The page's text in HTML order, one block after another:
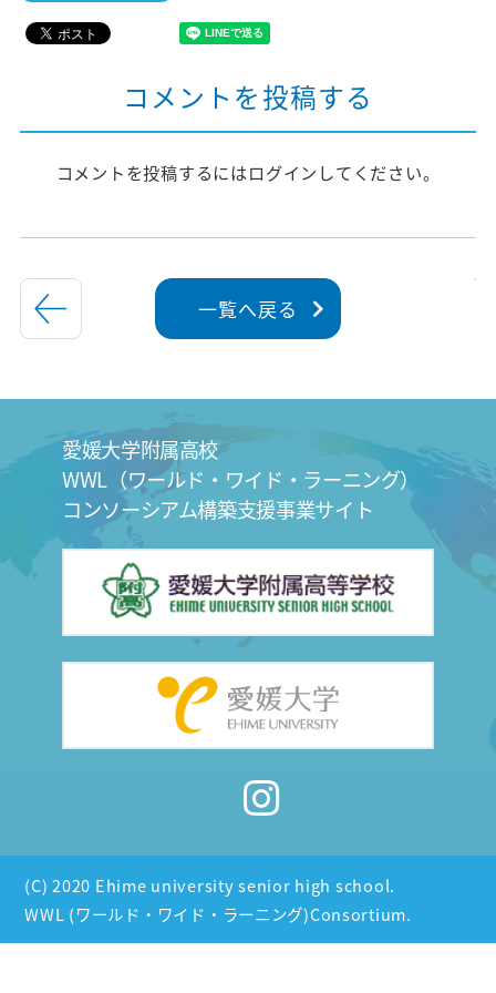
コメントを投稿する
コメントを投稿するにはログイン してください。
一覧へ戻る
愛媛大学附属高校
WWL（ワールド・ワイド・ラーニング）
コンソーシアム構築支援事業サイト
(C) 2020 Ehime university senior high school.
WWL (ワールド・ワイド・ラーニング)Consortium.